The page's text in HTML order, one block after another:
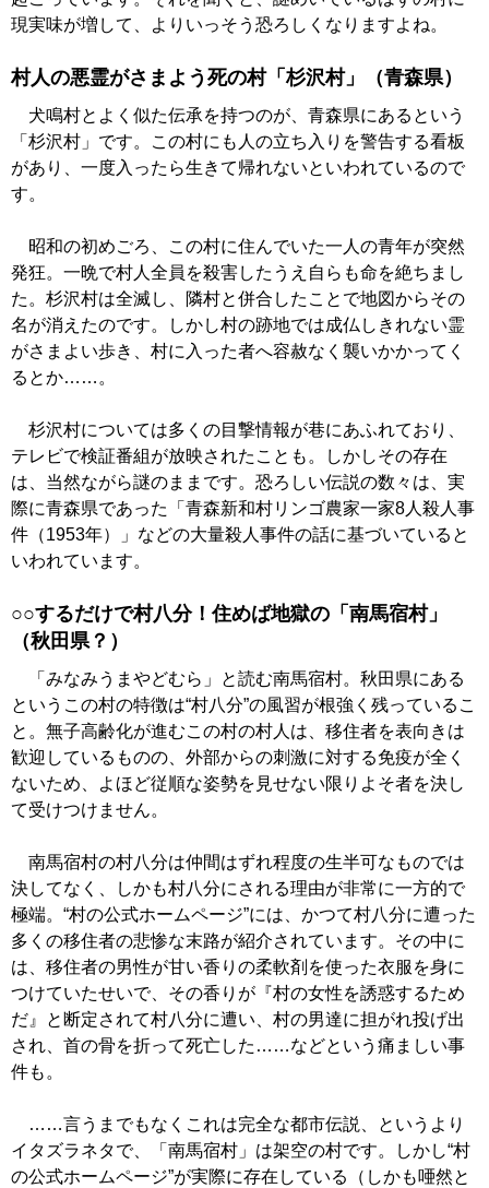
現実味が増して、よりいっそう恐ろしくなりますよね。
村人の悪霊がさまよう死の村「杉沢村」（青森県）
犬鳴村とよく似た伝承を持つのが、青森県にあるという
「杉沢村」です。この村にも人の立ち入りを警告する看板
があり、一度入ったら生きて帰れないといわれているので
す。
昭和の初めごろ、この村に住んでいた一人の青年が突然
発狂。一晩で村人全員を殺害したうえ自らも命を絶ちまし
た。杉沢村は全滅し、隣村と併合したことで地図からその
名が消えたのです。しかし村の跡地では成仏しきれない霊
がさまよい歩き、村に入った者へ容赦なく襲いかかってく
るとか……。
杉沢村については多くの目撃情報が巷にあふれており、
テレビで検証番組が放映されたことも。しかしその存在
は、当然ながら謎のままです。恐ろしい伝説の数々は、実
際に青森県であった「青森新和村リンゴ農家一家8人殺人事
件（1953年）」などの大量殺人事件の話に基づいていると
いわれています。
○○するだけで村八分！住めば地獄の「南馬宿村」
（秋田県？）
「みなみうまやどむら」と読む南馬宿村。秋田県にある
というこの村の特徴は“村八分”の風習が根強く残っているこ
と。無子高齢化が進むこの村の村人は、移住者を表向きは
歓迎しているものの、外部からの刺激に対する免疫が全く
ないため、よほど従順な姿勢を見せない限りよそ者を決し
て受けつけません。
南馬宿村の村八分は仲間はずれ程度の生半可なものでは
決してなく、しかも村八分にされる理由が非常に一方的で
極端。“村の公式ホームページ”には、かつて村八分に遭った
多くの移住者の悲惨な末路が紹介されています。その中に
は、移住者の男性が甘い香りの柔軟剤を使った衣服を身に
つけていたせいで、その香りが『村の女性を誘惑するため
だ』と断定されて村八分に遭い、村の男達に担がれ投げ出
され、首の骨を折って死亡した……などという痛ましい事
件も。
……言うまでもなくこれは完全な都市伝説、というより
イタズラネタで、「南馬宿村」は架空の村です。しかし“村
の公式ホームページ”が実際に存在している（しかも唖然と